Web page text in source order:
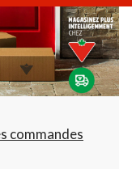
commandes